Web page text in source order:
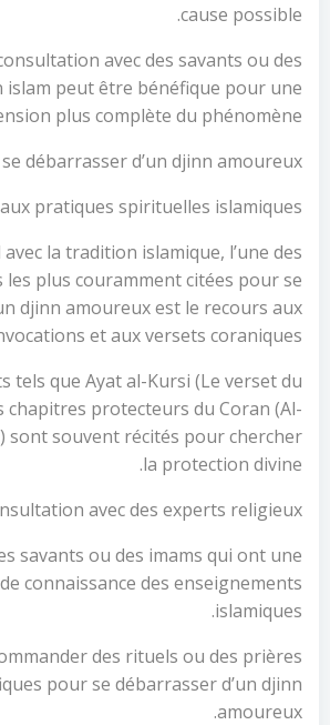
cause possible.
avec des savants ou des
islam peut être bénéfique pour une
plus complète du phénomène.
débarrasser d’un djinn amoureux ?
pratiques spirituelles islamiques
avec la tradition islamique, l’une des
les plus couramment citées pour se
djinn amoureux est le recours aux
et aux versets coraniques.
tels que Ayat al-Kursi (Le verset du
chapitres protecteurs du Coran (Al-
sont souvent récités pour chercher
la protection divine.
avec des experts religieux
savants ou des imams qui ont une
connaissance des enseignements
islamiques.
des rituels ou des prières
pour se débarrasser d’un djinn
amoureux.